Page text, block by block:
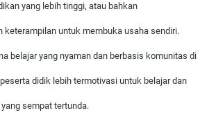
yang lebih tinggi, atau bahkan
keterampilan untuk membuka usaha sendiri.
belajar yang nyaman dan berbasis komunitas di
didik lebih termotivasi untuk belajar dan
sempat tertunda.